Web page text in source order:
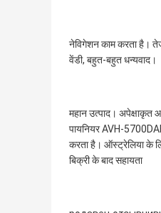
नेविगेशन काम करता है।
वेंडी, बहुत-बहुत धन्यवाद।
महान उत्पाद। अपेक्षाकृत
पायनियर AVH-
करता है। ऑस्ट्रेलिया के
बिक्री के बाद सहायता